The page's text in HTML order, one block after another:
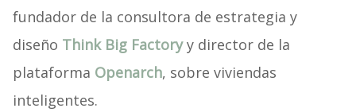
fundador de la consultora de estrategia y
diseño Think Big Factoryy director de la
plataforma Openarch, sobre viviendas
inteligentes.